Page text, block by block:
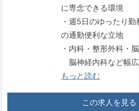
に専念できる環境
・週5日のゆったり
の通勤便利な立地
・内科・整形外科・
脳神経内科など幅
もっと読む
この求人を見る